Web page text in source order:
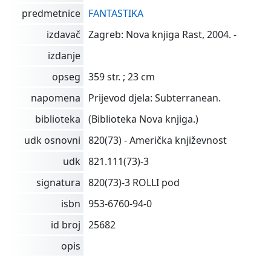
predmetnice
FANTASTIKA
izdavač
Zagreb: Nova knjiga Rast, 2004. -
izdanje
opseg
359 str. ; 23 cm
napomena
Prijevod djela: Subterranean.
biblioteka
(Biblioteka Nova knjiga.)
udk osnovni
820(73) - Američka književnost
udk 821.111(73)-3
signatura
820(73)-3 ROLLI pod
isbn
953-6760-94-0
id broj
25682
opis